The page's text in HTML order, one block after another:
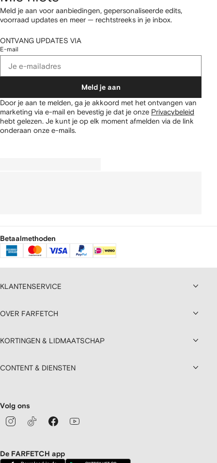
Meld je aan voor aanbiedingen, gepersonaliseerde edits,
voorraad updates en meer — rechtstreeks in je inbox.
ONTVANG UPDATES VIA
E-mail
Meld je aan
Door je aan te melden, ga je akkoord met het ontvangen van
marketing via e-mail en bevestig je dat je onze Privacybeleid
hebt gelezen. Je kunt je op elk moment afmelden via de link
onderaan onze e-mails.
Betaalmethoden
KLANTENSERVICE
OVER FARFETCH
KORTINGEN & LIDMAATSCHAP
CONTENT & DIENSTEN
Volg ons
De FARFETCH app